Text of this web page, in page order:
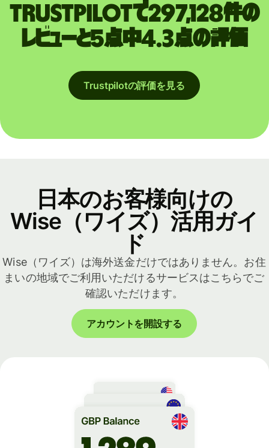
Trustpilotで297,128件の
レビューと5点中4.3点の評価
Trustpilotの評価を見る
日本のお客様向けの
Wise（ワイズ）活用ガイ
ド
Wise（ワイズ）は海外送金だけではありません。お住
まいの地域でご利用いただけるサービスはこちらでご
確認いただけます。
アカウントを開設する